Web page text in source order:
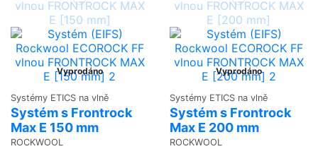
Vyprodáno
Systémy ETICS na vlně
Systém s Frontrock
Max E 150 mm
ROCKWOOL
Vyprodáno
Systémy ETICS na vlně
Systém s Frontrock
Max E 200 mm
ROCKWOOL